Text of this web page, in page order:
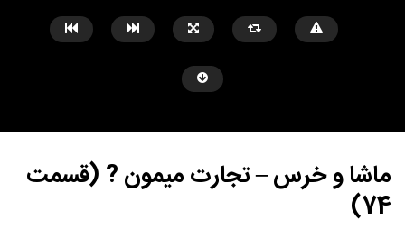
ماشا و خرس – تجارت میمون ? (قسمت
74)